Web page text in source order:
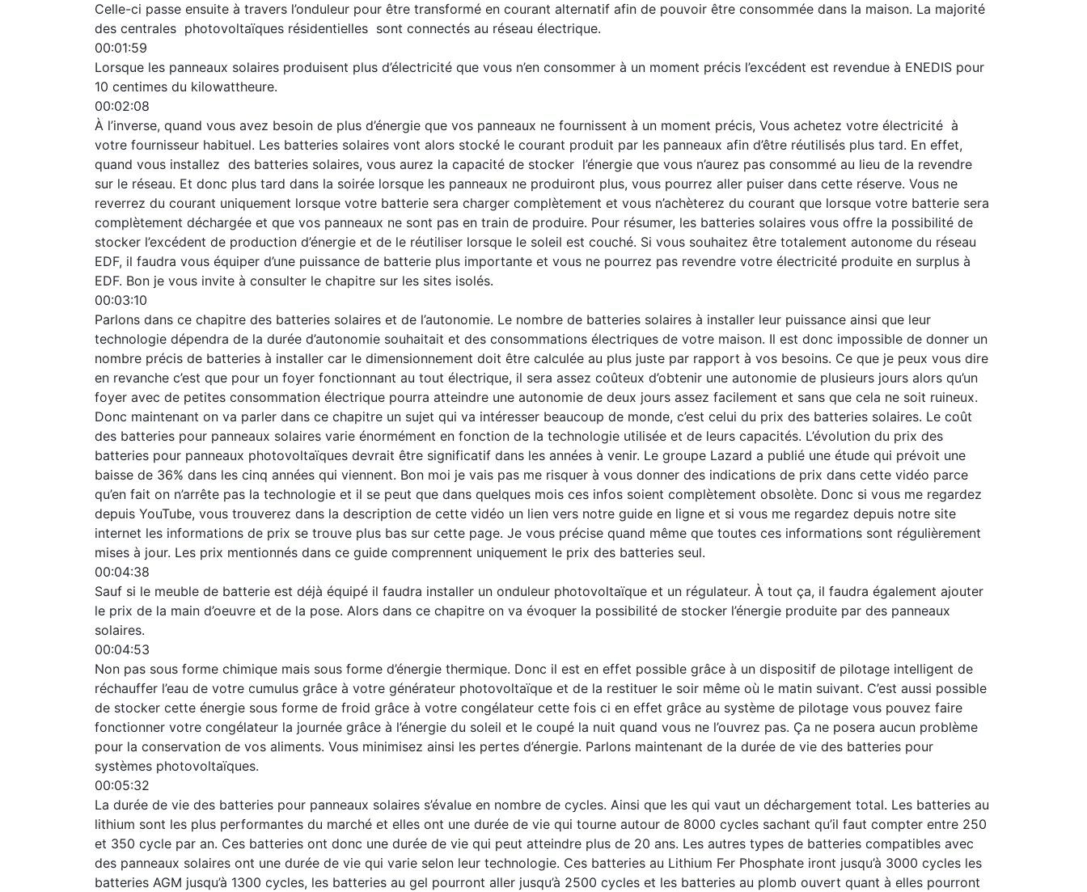
Celle-ci passe ensuite à travers l’onduleur pour être transformé en courant alternatif afin de pouvoir être consommée dans la maison. La majorité
des centrales photovoltaïques résidentielles sont connectés au réseau électrique.
00:01:59
Lorsque les panneaux solaires produisent plus d’électricité que vous n’en consommer à un moment précis l’excédent est revendue à ENEDIS pour
10 centimes du kilowattheure.
00:02:08
À l’inverse, quand vous avez besoin de plus d’énergie que vos panneaux ne fournissent à un moment précis, Vous achetez votre électricité à
votre fournisseur habituel. Les batteries solaires vont alors stocké le courant produit par les panneaux afin d’être réutilisés plus tard. En effet,
quand vous installez des batteries solaires, vous aurez la capacité de stocker l’énergie que vous n’aurez pas consommé au lieu de la revendre
sur le réseau. Et donc plus tard dans la soirée lorsque les panneaux ne produiront plus, vous pourrez aller puiser dans cette réserve. Vous ne
reverrez du courant uniquement lorsque votre batterie sera charger complètement et vous n’achèterez du courant que lorsque votre batterie sera
complètement déchargée et que vos panneaux ne sont pas en train de produire. Pour résumer, les batteries solaires vous offre la possibilité de
stocker l’excédent de production d’énergie et de le réutiliser lorsque le soleil est couché. Si vous souhaitez être totalement autonome du réseau
EDF, il faudra vous équiper d’une puissance de batterie plus importante et vous ne pourrez pas revendre votre électricité produite en surplus à
EDF. Bon je vous invite à consulter le chapitre sur les sites isolés.
00:03:10
Parlons dans ce chapitre des batteries solaires et de l’autonomie. Le nombre de batteries solaires à installer leur puissance ainsi que leur
technologie dépendra de la durée d’autonomie souhaitait et des consommations électriques de votre maison. Il est donc impossible de donner un
nombre précis de batteries à installer car le dimensionnement doit être calculée au plus juste par rapport à vos besoins. Ce que je peux vous dire
en revanche c’est que pour un foyer fonctionnant au tout électrique, il sera assez coûteux d’obtenir une autonomie de plusieurs jours alors qu’un
foyer avec de petites consommation électrique pourra atteindre une autonomie de deux jours assez facilement et sans que cela ne soit ruineux.
Donc maintenant on va parler dans ce chapitre un sujet qui va intéresser beaucoup de monde, c’est celui du prix des batteries solaires. Le coût
des batteries pour panneaux solaires varie énormément en fonction de la technologie utilisée et de leurs capacités. L’évolution du prix des
batteries pour panneaux photovoltaïques devrait être significatif dans les années à venir. Le groupe Lazard a publié une étude qui prévoit une
baisse de 36% dans les cinq années qui viennent. Bon moi je vais pas me risquer à vous donner des indications de prix dans cette vidéo parce
qu’en fait on n’arrête pas la technologie et il se peut que dans quelques mois ces infos soient complètement obsolète. Donc si vous me regardez
depuis YouTube, vous trouverez dans la description de cette vidéo un lien vers notre guide en ligne et si vous me regardez depuis notre site
internet les informations de prix se trouve plus bas sur cette page. Je vous précise quand même que toutes ces informations sont régulièrement
mises à jour. Les prix mentionnés dans ce guide comprennent uniquement le prix des batteries seul.
00:04:38
Sauf si le meuble de batterie est déjà équipé il faudra installer un onduleur photovoltaïque et un régulateur. À tout ça, il faudra également ajouter
le prix de la main d’oeuvre et de la pose. Alors dans ce chapitre on va évoquer la possibilité de stocker l’énergie produite par des panneaux
solaires.
00:04:53
Non pas sous forme chimique mais sous forme d’énergie thermique. Donc il est en effet possible grâce à un dispositif de pilotage intelligent de
réchauffer l’eau de votre cumulus grâce à votre générateur photovoltaïque et de la restituer le soir même où le matin suivant. C’est aussi possible
de stocker cette énergie sous forme de froid grâce à votre congélateur cette fois ci en effet grâce au système de pilotage vous pouvez faire
fonctionner votre congélateur la journée grâce à l’énergie du soleil et le coupé la nuit quand vous ne l’ouvrez pas. Ça ne posera aucun problème
pour la conservation de vos aliments. Vous minimisez ainsi les pertes d’énergie. Parlons maintenant de la durée de vie des batteries pour
systèmes photovoltaïques.
00:05:32
La durée de vie des batteries pour panneaux solaires s’évalue en nombre de cycles. Ainsi que les qui vaut un déchargement total. Les batteries au
lithium sont les plus performantes du marché et elles ont une durée de vie qui tourne autour de 8000 cycles sachant qu’il faut compter entre 250
et 350 cycle par an. Ces batteries ont donc une durée de vie qui peut atteindre plus de 20 ans. Les autres types de batteries compatibles avec
des panneaux solaires ont une durée de vie qui varie selon leur technologie. Ces batteries au Lithium Fer Phosphate iront jusqu’à 3000 cycles les
batteries AGM jusqu’à 1300 cycles, les batteries au gel pourront aller jusqu’à 2500 cycles et les batteries au plomb ouvert quant à elles pourront